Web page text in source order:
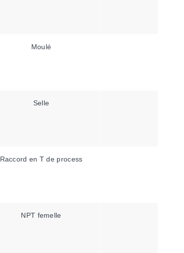
Moulé
Selle
Raccord en T de process
NPT femelle